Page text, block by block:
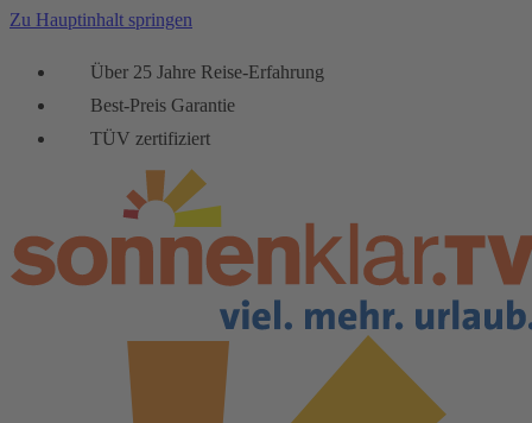
Zu Hauptinhalt springen
Über 25 Jahre Reise-Erfahrung
Best-Preis Garantie
TÜV zertifiziert